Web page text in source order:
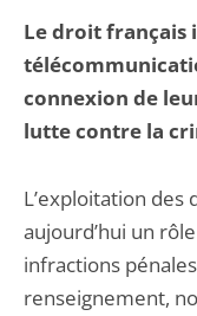
Le droit français
connexion de
lutte contre la
L’exploitation des
aujourd’hui un
infractions
renseignement,